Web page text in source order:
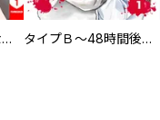
葬儀屋タケコ～あなたの最期、叶えます【電子単行本版】 タイプＢ～48時間後、致死率100％～【単話】